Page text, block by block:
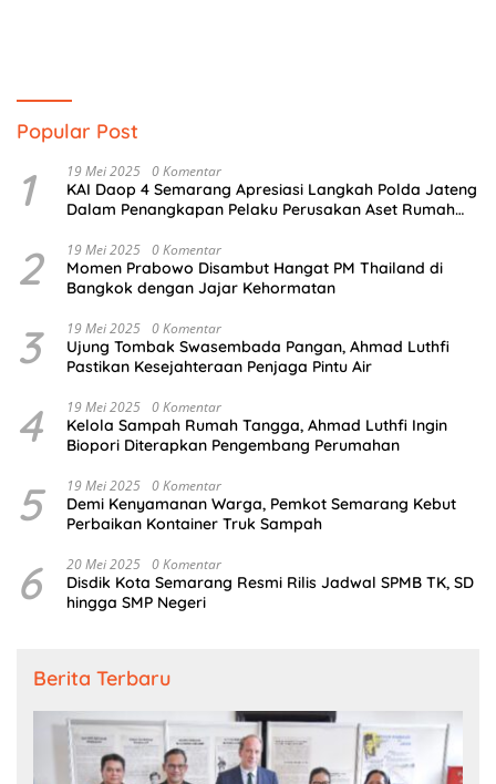
Popular Post
1 19 Mei 2025 0 Komentar
KAI Daop 4 Semarang Apresiasi Langkah Polda Jateng
Dalam Penangkapan Pelaku Perusakan Aset Rumah
2 19 Mei 2025 0 Komentar
Momen Prabowo Disambut Hangat PM Thailand di
Bangkok dengan Jajar Kehormatan
3 19 Mei 2025 0 Komentar
Ujung Tombak Swasembada Pangan, Ahmad Luthfi
Pastikan Kesejahteraan Penjaga Pintu Air
4 19 Mei 2025 0 Komentar
Kelola Sampah Rumah Tangga, Ahmad Luthfi Ingin
Biopori Diterapkan Pengembang Perumahan
5 19 Mei 2025 0 Komentar
Demi Kenyamanan Warga, Pemkot Semarang Kebut
Perbaikan Kontainer Truk Sampah
6 20 Mei 2025 0 Komentar
Disdik Kota Semarang Resmi Rilis Jadwal SPMB TK, SD
hingga SMP Negeri
Berita Terbaru